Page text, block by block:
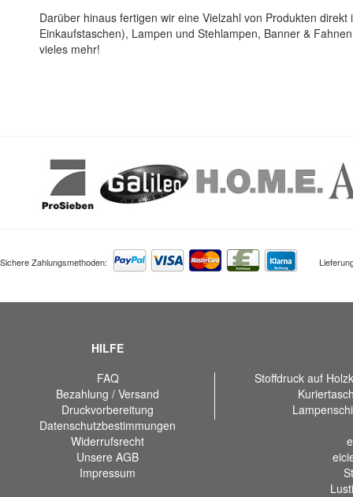
Darüber hinaus fertigen wir eine Vielzahl von Produkten
Einkaufstaschen), Lampen und Stehlampen, Banner &
vieles mehr!
Sichere Zahlungsmethoden:
HILFE
FAQ
Bezahlung / Versand
Druckvorbereitung
Datenschutzbestimmungen
Widerrufsrecht
Unsere AGB
Impressum
Stoffdruck auf